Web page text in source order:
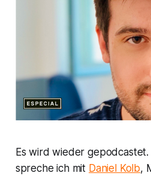
Es wird wieder
spreche ich mit Daniel Kolb,